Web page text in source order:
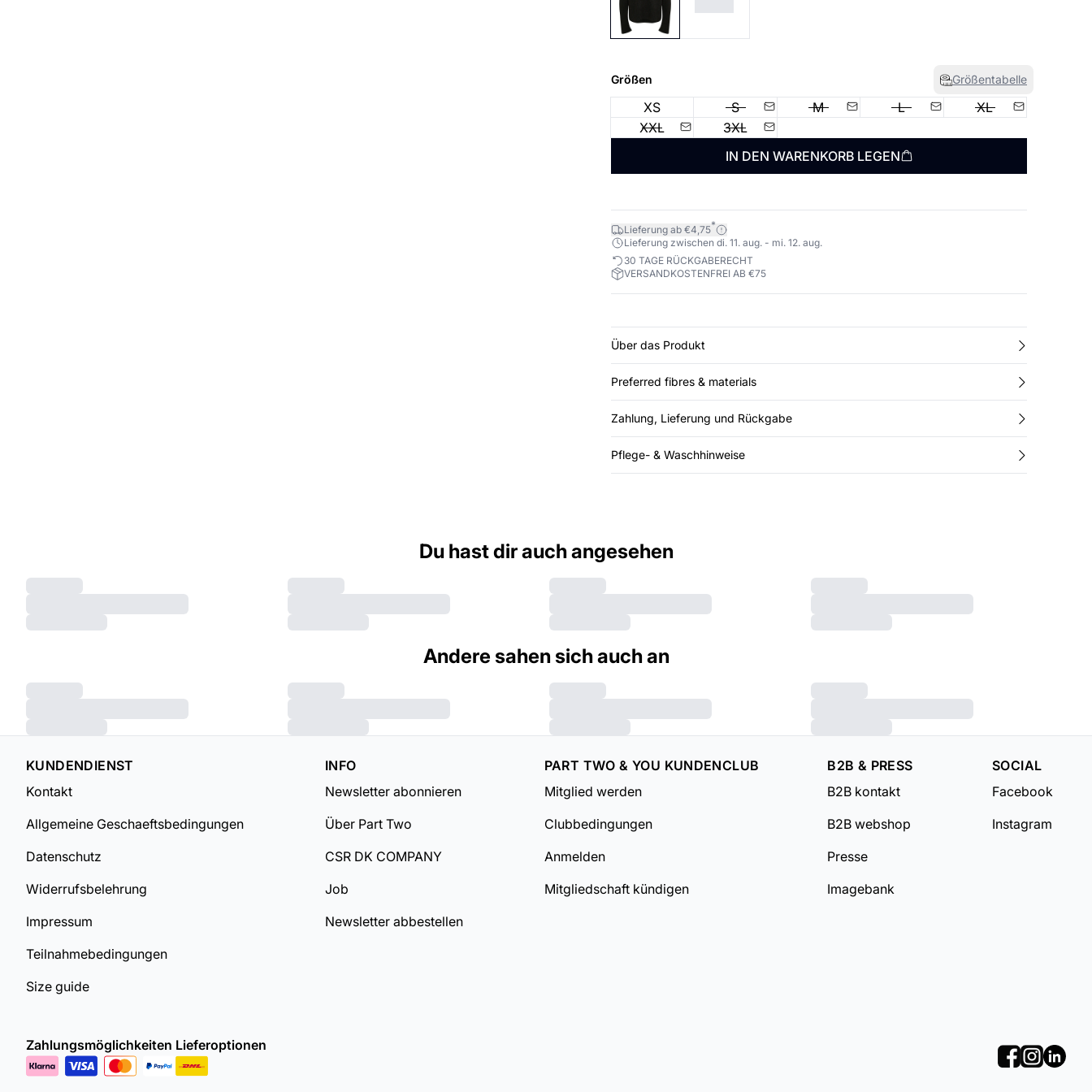
Größen Größentabelle
XS S M L
XL
XXL
3XL
IN DEN WARENKORB LEGEN
Lieferung ab €4,75*
Lieferung zwischen di. 11. aug. - mi. 12. aug.
30 TAGE RÜCKGABERECHT
VERSANDKOSTENFREI AB €75
Über das Produkt
Preferred fibres & materials
Zahlung, Lieferung und Rückgabe
Pflege- & Waschhinweise
Du hast dir auch angesehen
Andere sahen sich auch an
KUNDENDIENST
Kontakt
Allgemeine Geschaeftsbedingungen
Datenschutz
Widerrufsbelehrung
Impressum
Teilnahmebedingungen
Size guide
INFO
Newsletter abonnieren
Über Part Two
CSR DK COMPANY
Job
Newsletter abbestellen
PART TWO & YOU KUNDENCLUB
Mitglied werden
Clubbedingungen
Anmelden
Mitgliedschaft kündigen
B2B & PRESS
B2B kontakt
B2B webshop
Presse
Imagebank
SOCIAL
Facebook
Instagram
Zahlungsmöglichkeiten Lieferoptionen